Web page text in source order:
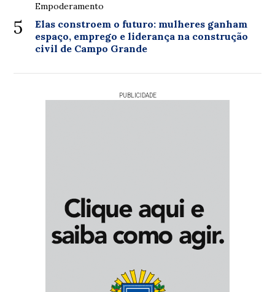
5
Empoderamento
Elas constroem o futuro: mulheres ganham
espaço, emprego e liderança na construção
civil de Campo Grande
PUBLICIDADE